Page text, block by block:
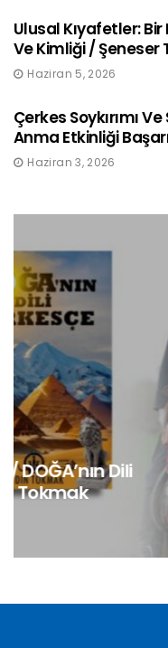
Ulusal Kıyafetler: Bir
Ve Kimliği / Şeneser
Haziran 5, 2026
Çerkes Soykırımı Ve
Anma Etkinliği
Haziran 3, 2026
Gençlerin
Muhafazası /